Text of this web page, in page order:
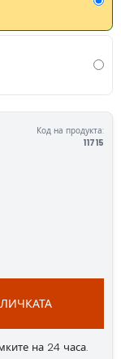
Код на продукта:
11715
на 24 часа.